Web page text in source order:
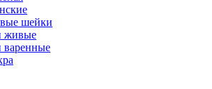
шейки
живые
варенные